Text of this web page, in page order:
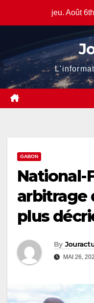
jeu. Août
GABON
National-
arbitrage
plus
By
MAI 26,